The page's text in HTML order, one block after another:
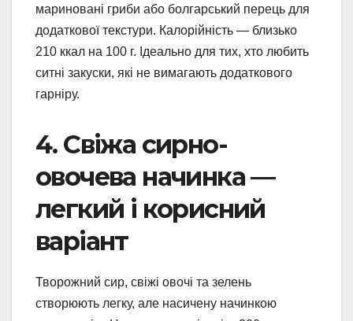
мариновані гриби або болгарський перець для
додаткової текстури. Калорійність — близько
210 ккал на 100 г. Ідеально для тих, хто любить
ситні закуски, які не вимагають додаткового
гарніру.
4. Свіжа сирно-
овочева начинка —
легкий і корисний
варіант
Творожний сир, свіжі овочі та зелень
створюють легку, але насичену начинкою